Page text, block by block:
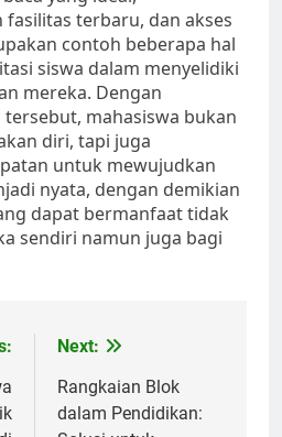
terbaru, dan akses
contoh beberapa hal
siswa dalam menyelidiki
mereka. Dengan
mahasiswa bukan
diri, tapi juga
untuk mewujudkan
nyata, dengan demikian
dapat bermanfaat tidak
sendiri namun juga bagi
Next:
Rangkaian Blok
dalam Pendidikan: